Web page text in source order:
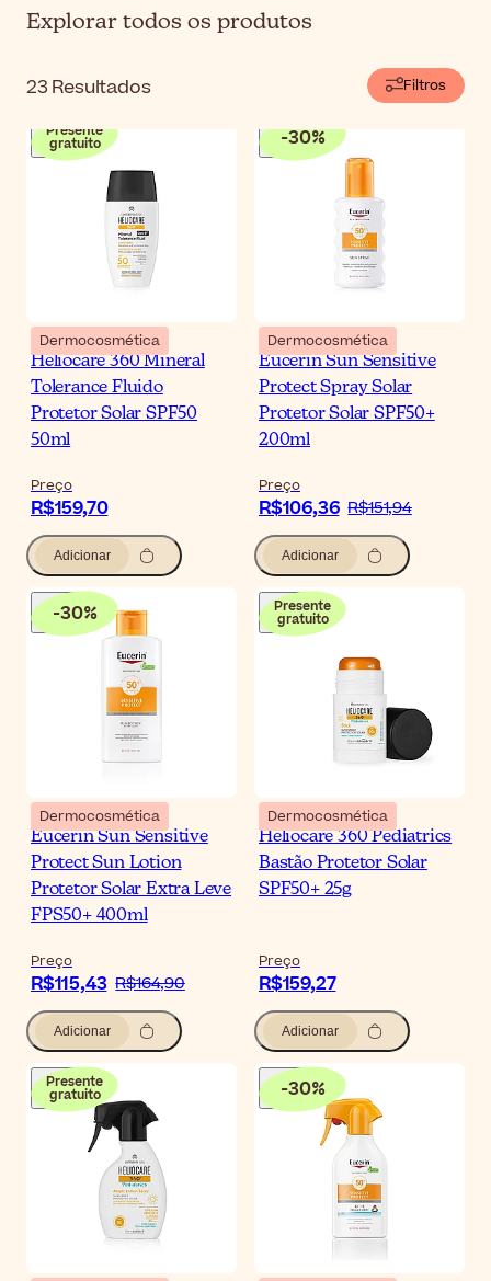
Explorar todos os produtos
23 Resultados Filtros
Presente
gratuito
Dermocosmética
Heliocare 360 Mineral
Tolerance Fluido
Protetor Solar SPF50
50ml
Preço
R$159,70
Adicionar
-30%
Dermocosmética
Eucerin Sun Sensitive
Protect Spray Solar
Protetor Solar SPF50+
200ml
Preço
R$106,36 R$151,94
Adicionar
-30%
Dermocosmética
Eucerin Sun Sensitive
Protect Sun Lotion
Protetor Solar Extra Leve
FPS50+ 400ml
Preço
R$115,43 R$164,90
Adicionar
Presente
gratuito
Dermocosmética
Heliocare 360 Pediatrics
Bastão Protetor Solar
SPF50+ 25g
Preço
R$159,27
Adicionar
Presente
gratuito -30%